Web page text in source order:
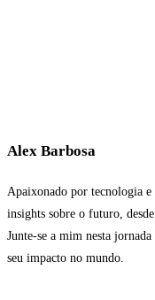
Alex Barbosa
Apaixonado por tecnologia
insights sobre o futuro,
Junte-se a mim nesta
seu impacto no mundo.